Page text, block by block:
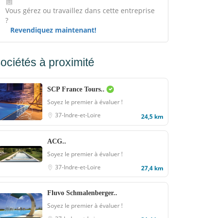
Vous gérez ou travaillez dans cette entreprise
?
Revendiquez maintenant!
à proximité
SCP France Tours..
Soyez le premier à évaluer !
37-Indre-et-Loire
24,5 km
ACG..
Soyez le premier à évaluer !
37-Indre-et-Loire
27,4 km
Fluvo Schmalenberger..
Soyez le premier à évaluer !